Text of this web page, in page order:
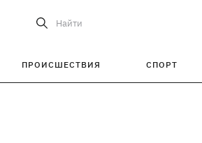
Найти
ПРОИСШЕСТВИЯ СПОРТ